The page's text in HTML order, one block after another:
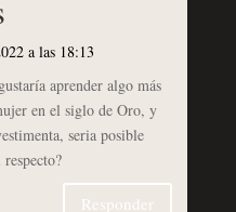
a las 18:13
aprender algo más
en el siglo de Oro, y
seria posible
Responder